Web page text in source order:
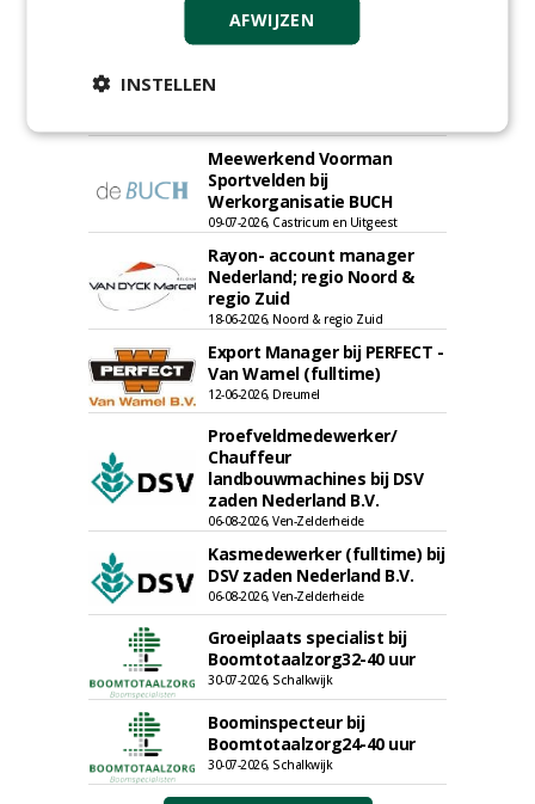
Allround
(fulltime) bij DSV zaden
Meewerkend Voorman
Sportvelden bij
Werkorganisatie BUCH
09-07-2026, Castricum en Uitgeest
Rayon- account manager
Nederland; regio Noord &
regio Zuid
18-06-2026, Noord & regio Zuid
Export Manager bij PERFECT -
Van Wamel (fulltime)
12-06-2026, Dreumel
Proefveldmedewerker/
Chauffeur
landbouwmachines bij DSV
zaden Nederland B.V.
06-08-2026, Ven-Zelderheide
Kasmedewerker (fulltime) bij
DSV zaden Nederland B.V.
06-08-2026, Ven-Zelderheide
Groeiplaats specialist bij
Boomtotaalzorg32-40 uur
30-07-2026, Schalkwijk
Boominspecteur bij
Boomtotaalzorg24-40 uur
30-07-2026, Schalkwijk
AFWIJZEN
INSTELLEN